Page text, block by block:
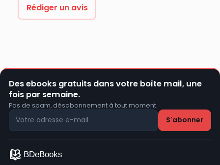
Rédiger un avis
Des ebooks gratuits dans votre boîte mail, une
fois par semaine.
Pas de spam, désabonnement à tout moment.